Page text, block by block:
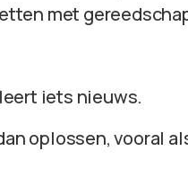
met
iets nieuws.
oplossen, vooral